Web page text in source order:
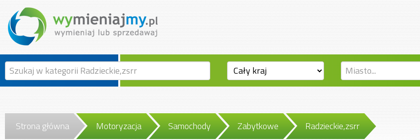
Strona główna Motoryzacja Samochody Zabytkowe Radzieckie,zsrr